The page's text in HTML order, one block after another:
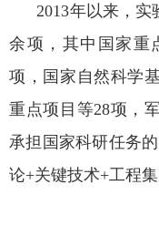
2013年以来，实
余项，其中国家重
项，国家自然科学
重点项目等28项，
承担国家科研任务
论+关键技术+工程